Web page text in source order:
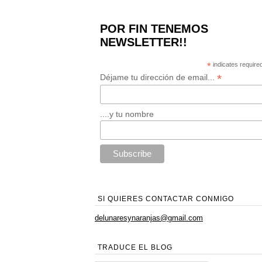
POR FIN TENEMOS
NEWSLETTER!!
* indicates
Déjame tu dirección de email... *
....y tu nombre
SI QUIERES CONTACTAR CONMIGO
delunaresynaranjas@gmail.com
TRADUCE EL BLOG